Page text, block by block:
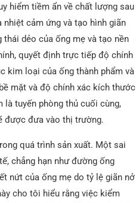
hiểm tiềm ẩn về chất lượng sau
nhiệt cảm ứng và tạo hình giãn
dẻo của ống mẹ và tạo nền
quyết định trực tiếp độ chính
kim loại của ống thành phẩm và
mặt và độ chính xác kích thước
là tuyến phòng thủ cuối cùng,
được đưa vào thị trường.
quá trình sản xuất. Một sai
chẳng hạn như đường ống
nứt của ống mẹ do tỷ lệ giãn nở
cho tôi hiểu rằng việc kiểm